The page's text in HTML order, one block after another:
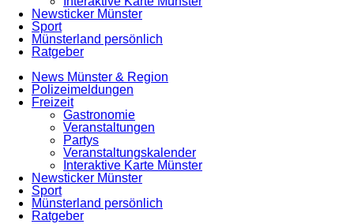
Newsticker Münster
Sport
Münsterland persönlich
Ratgeber
News Münster & Region
Polizeimeldungen
Freizeit
Gastronomie
Veranstaltungen
Partys
Veranstaltungskalender
Interaktive Karte Münster
Newsticker Münster
Sport
Münsterland persönlich
Ratgeber
Anzeige